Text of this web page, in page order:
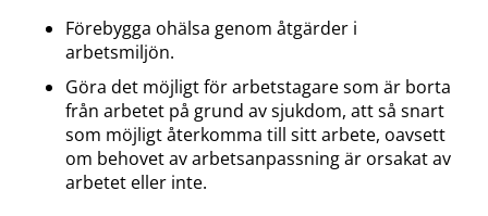
Förebygga ohälsa genom åtgärder i
arbetsmiljön.
Göra det möjligt för arbetstagare som är borta
från arbetet på grund av sjukdom, att så snart
som möjligt återkomma till sitt arbete, oavsett
om behovet av arbetsanpassning är orsakat av
arbetet eller inte.